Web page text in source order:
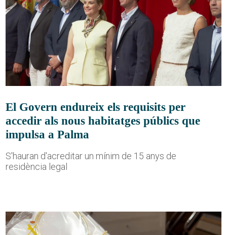
El Govern endureix els requisits per
accedir als nous habitatges públics que
impulsa a Palma
S'hauran d'acreditar un mínim de 15 anys de
residència legal